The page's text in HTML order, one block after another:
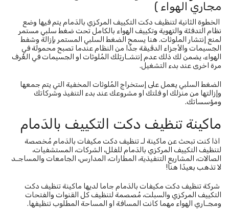
مجاري الهواء )
الخطوة الثانية لتنظيف دكت التكييف المركزي بالدَمام يتم فيها وضع
نظام التدفئة والتهوية وتكييف الهواء بالكامل تحت ضغط سلبي مستمر
لمنع إنتشار الملوثات. هنا يسمح الضغط السلبي المستمر بإزالة وشفط
الجسيمات والأجزاء الدقيقة جدًا من النظام عندما تصبح محمولة في
الهواء، يضمن لك ذلك عدم إنتشـارتِلك المُلوثات او الجسيمات في الغُرف
مرة اخرى عند بدء التشغيل.
الضغط السلبي يعمل على إستخراج المُلوثات المخفية التي يتم جمعها
وإزالتها من منزلك او فلتك او مشروعك عند بدء التنفيذ وشركاتك
ومؤسساتك.
ماكينة تنظيف دكت التكييف بالدَمام
اذا كنت تبحث عن ماكينة لـ تنظيف دكت مكيفات بالدَمام مُخصصة
لتنظيف التكييف المركزي بالدَمام للفلل، الشركات، المستشفيات،
الصالات، المشاريع التنفيذية، المطارات، المدارس، الجامعات والمساجـد
لا تذهب بعيدًا هنا!
شركة تنظيف دكت مكيفات بالدَمام جاما لديها ماكينة تنظيف دكت
التكييف المركزي والسبلت، مُصصمة لتنظيف كل القنوات والفتحات
ومجـاري الهواء مهما كانت المسافة او المساحة المطلوب تنظيفها.